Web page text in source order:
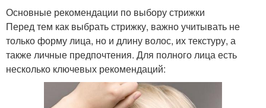
Основные рекомендации по выбору стрижки
Перед тем как выбрать стрижку, важно учитывать не
только форму лица, но и длину волос, их текстуру, а
также личные предпочтения. Для полного лица есть
несколько ключевых рекомендаций: